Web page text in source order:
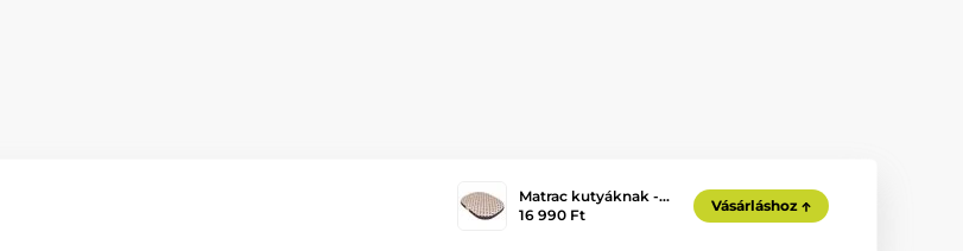
Matrac kutyáknak -…
16 990 Ft
Vásárláshoz